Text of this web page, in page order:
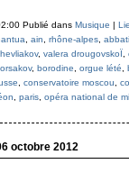
Publié dans Musique |
ain rhône-alpes,
, valera drougovskoÏ
, borodine orgue lété
conservatoire moscou
paris, opéra national de
octobre 2012